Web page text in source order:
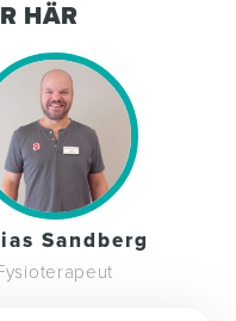
HÄR
Sandberg